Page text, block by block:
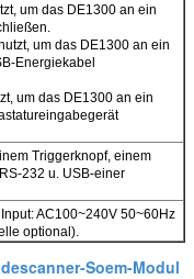
um das DE1300 an ein
um das DE1300 an ein
Energiekabel
um das DE1300 an ein
Triggerknopf, einem
232 u. USB-einer
AC100~240V 50~60Hz
optional).
Soem-Modul